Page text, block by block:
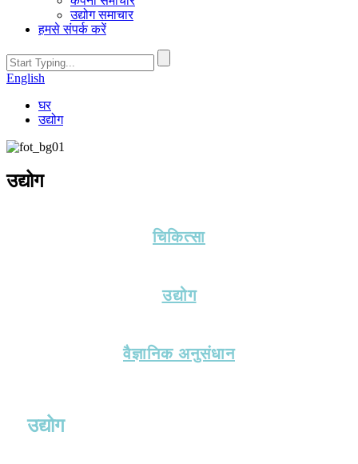
उद्योग समाचार
हमसे संपर्क करें
English
घर
उद्योग
उद्योग
चिकित्सा
उद्योग
वैज्ञानिक अनुसंधान
उद्योग